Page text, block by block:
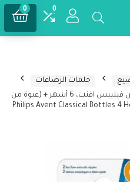
0
0
حلمات الرضاعات
حلمة تدفق سريع 4 ثقوب كلاسيكية من فيليبس افنت، 6 أشهر + (عبوة من
2) – Philips Avent Classical Bottles